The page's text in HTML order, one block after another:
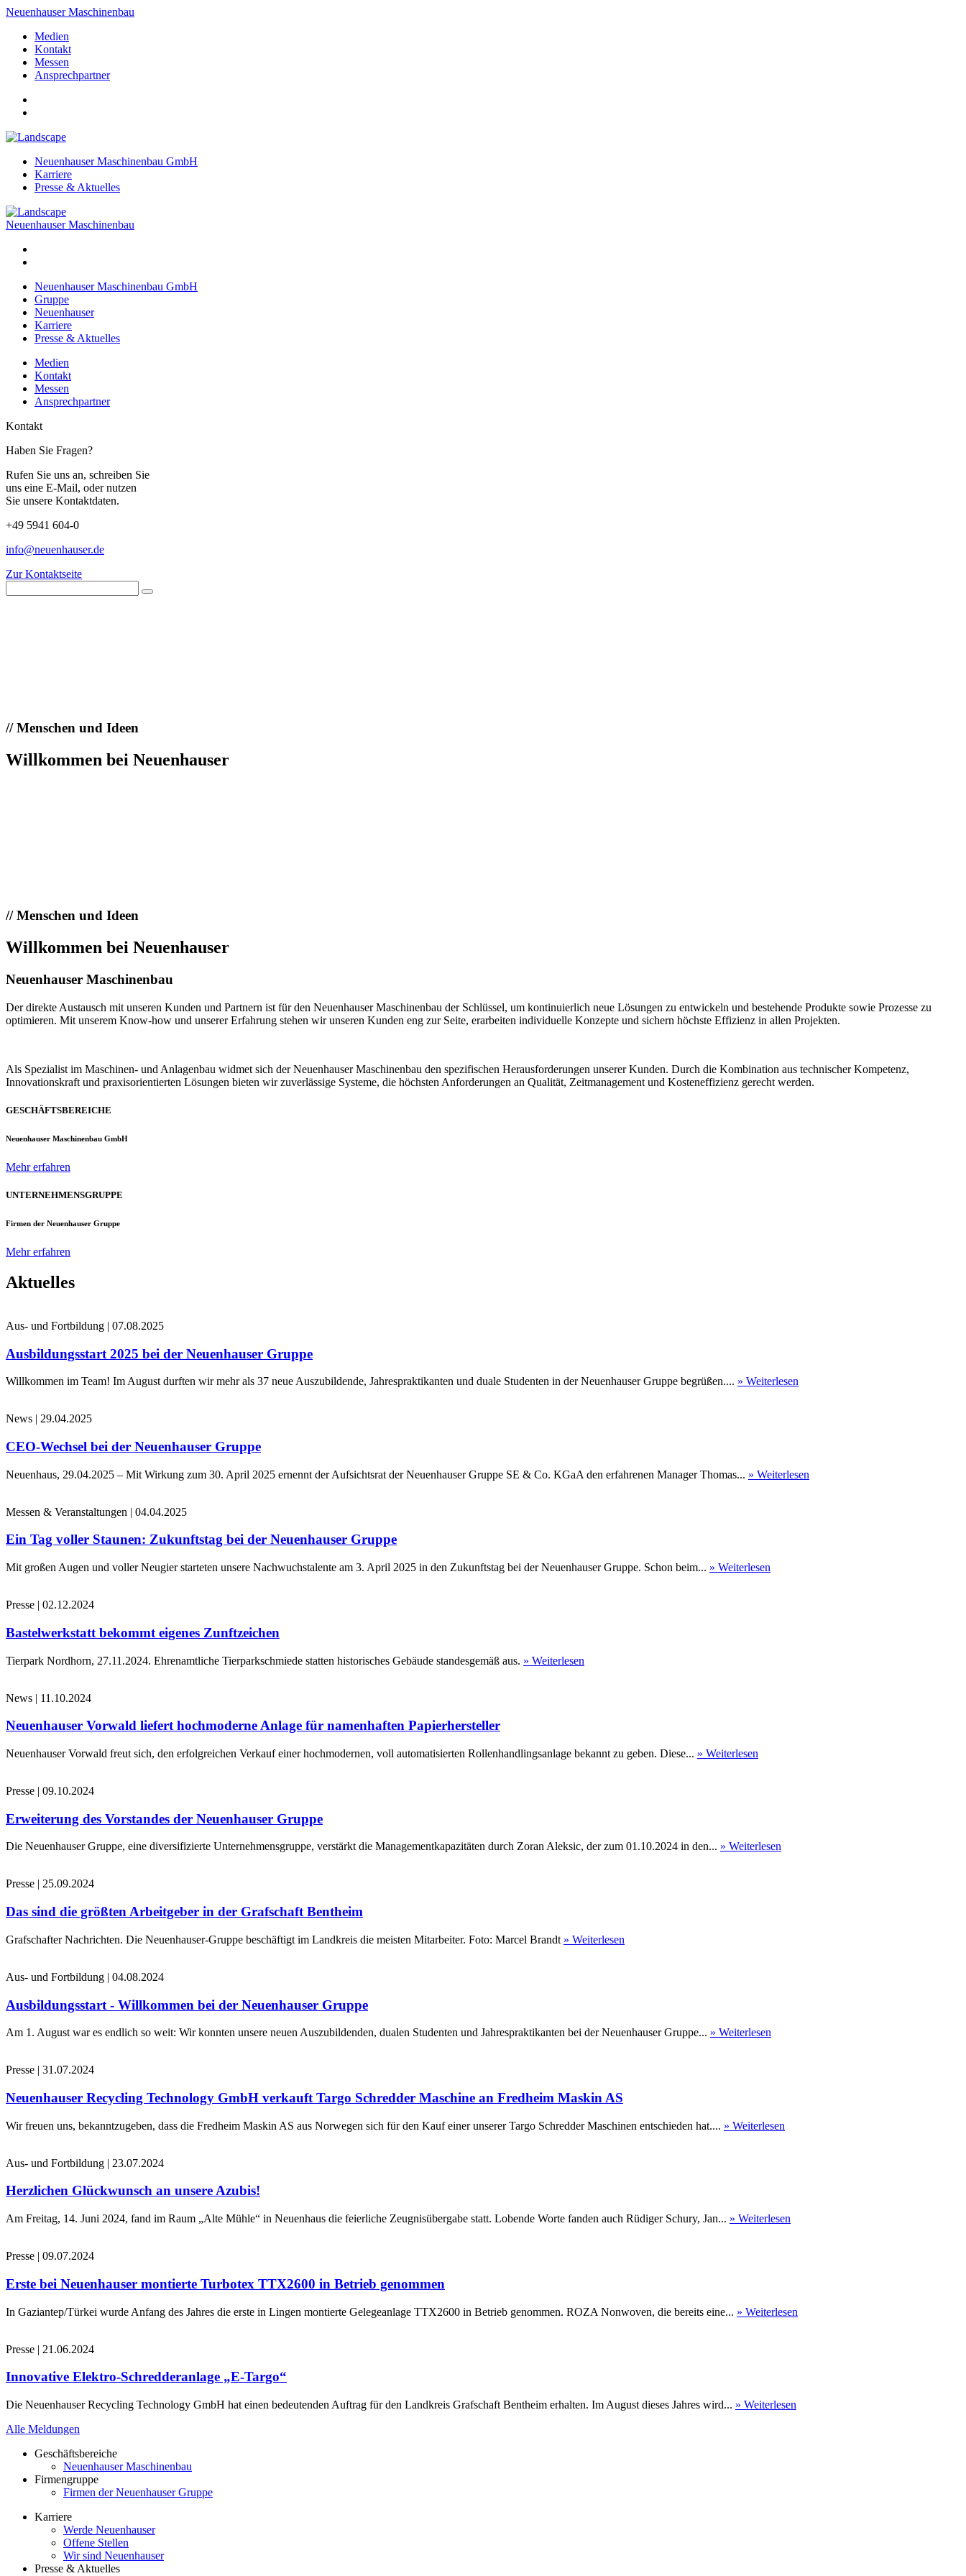
Neuenhauser Maschinenbau
Medien
Kontakt
Messen
Ansprechpartner
Neuenhauser Maschinenbau GmbH
Karriere
Presse & Aktuelles
Neuenhauser Maschinenbau
Neuenhauser Maschinenbau GmbH
Gruppe
Neuenhauser
Karriere
Presse & Aktuelles
Medien
Kontakt
Messen
Ansprechpartner
Kontakt
Haben Sie Fragen?
Rufen Sie uns an, schreiben Sie
uns eine E-Mail, oder nutzen
Sie unsere Kontaktdaten.
+49 5941 604-0
info@neuenhauser.de
Zur Kontaktseite
//Menschen und Ideen
Willkommen bei Neuenhauser
//Menschen und Ideen
Willkommen bei Neuenhauser
Neuenhauser Maschinenbau
Der direkte Austausch mit unseren Kunden und Partnern ist für den Neuenhauser Maschinenbau der Schlüssel, um kontinuierlich neue Lösungen zu entwickeln und bestehende Produkte sowie Prozesse zu
optimieren. Mit unserem Know-how und unserer Erfahrung stehen wir unseren Kunden eng zur Seite, erarbeiten individuelle Konzepte und sichern höchste Effizienz in allen Projekten.
Als Spezialist im Maschinen- und Anlagenbau widmet sich der Neuenhauser Maschinenbau den spezifischen Herausforderungen unserer Kunden. Durch die Kombination aus technischer Kompetenz,
Innovationskraft und praxisorientierten Lösungen bieten wir zuverlässige Systeme, die höchsten Anforderungen an Qualität, Zeitmanagement und Kosteneffizienz gerecht werden.
GESCHÄFTSBEREICHE
Neuenhauser Maschinenbau GmbH
Mehr erfahren
UNTERNEHMENSGRUPPE
Firmen der Neuenhauser Gruppe
Mehr erfahren
Aktuelles
Aus- und Fortbildung | 07.08.2025
Ausbildungsstart 2025 bei der Neuenhauser Gruppe
Willkommen im Team! Im August durften wir mehr als 37 neue Auszubildende, Jahrespraktikanten und duale Studenten in der Neuenhauser Gruppe begrüßen.... » Weiterlesen
News | 29.04.2025
CEO-Wechsel bei der Neuenhauser Gruppe
Neuenhaus, 29.04.2025 – Mit Wirkung zum 30. April 2025 ernennt der Aufsichtsrat der Neuenhauser Gruppe SE & Co. KGaA den erfahrenen Manager Thomas... » Weiterlesen
Messen & Veranstaltungen | 04.04.2025
Ein Tag voller Staunen: Zukunftstag bei der Neuenhauser Gruppe
Mit großen Augen und voller Neugier starteten unsere Nachwuchstalente am 3. April 2025 in den Zukunftstag bei der Neuenhauser Gruppe. Schon beim... » Weiterlesen
Presse | 02.12.2024
Bastelwerkstatt bekommt eigenes Zunftzeichen
Tierpark Nordhorn, 27.11.2024. Ehrenamtliche Tierparkschmiede statten historisches Gebäude standesgemäß aus. » Weiterlesen
News | 11.10.2024
Neuenhauser Vorwald liefert hochmoderne Anlage für namenhaften Papierhersteller
Neuenhauser Vorwald freut sich, den erfolgreichen Verkauf einer hochmodernen, voll automatisierten Rollenhandlingsanlage bekannt zu geben. Diese... » Weiterlesen
Presse | 09.10.2024
Erweiterung des Vorstandes der Neuenhauser Gruppe
Die Neuenhauser Gruppe, eine diversifizierte Unternehmensgruppe, verstärkt die Managementkapazitäten durch Zoran Aleksic, der zum 01.10.2024 in den... » Weiterlesen
Presse | 25.09.2024
Das sind die größten Arbeitgeber in der Grafschaft Bentheim
Grafschafter Nachrichten. Die Neuenhauser-Gruppe beschäftigt im Landkreis die meisten Mitarbeiter. Foto: Marcel Brandt » Weiterlesen
Aus- und Fortbildung | 04.08.2024
Ausbildungsstart - Willkommen bei der Neuenhauser Gruppe
Am 1. August war es endlich so weit: Wir konnten unsere neuen Auszubildenden, dualen Studenten und Jahrespraktikanten bei der Neuenhauser Gruppe... » Weiterlesen
Presse | 31.07.2024
Neuenhauser Recycling Technology GmbH verkauft Targo Schredder Maschine an Fredheim Maskin AS
Wir freuen uns, bekanntzugeben, dass die Fredheim Maskin AS aus Norwegen sich für den Kauf einer unserer Targo Schredder Maschinen entschieden hat.... » Weiterlesen
Aus- und Fortbildung | 23.07.2024
Herzlichen Glückwunsch an unsere Azubis!
Am Freitag, 14. Juni 2024, fand im Raum „Alte Mühle“ in Neuenhaus die feierliche Zeugnisübergabe statt. Lobende Worte fanden auch Rüdiger Schury, Jan... » Weiterlesen
Presse | 09.07.2024
Erste bei Neuenhauser montierte Turbotex TTX2600 in Betrieb genommen
In Gaziantep/Türkei wurde Anfang des Jahres die erste in Lingen montierte Gelegeanlage TTX2600 in Betrieb genommen. ROZA Nonwoven, die bereits eine... » Weiterlesen
Presse | 21.06.2024
Innovative Elektro-Schredderanlage „E-Targo“
Die Neuenhauser Recycling Technology GmbH hat einen bedeutenden Auftrag für den Landkreis Grafschaft Bentheim erhalten. Im August dieses Jahres wird... » Weiterlesen
Alle Meldungen
Geschäftsbereiche
Neuenhauser Maschinenbau
Firmengruppe
Firmen der Neuenhauser Gruppe
Karriere
Werde Neuenhauser
Offene Stellen
Wir sind Neuenhauser
Presse & Aktuelles